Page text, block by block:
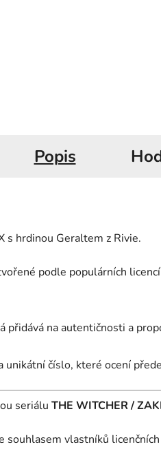
Popis
s hrdinou Geraltem z Rivie.
podle populárních
přidává na autentičnosti a
unikátní číslo, které ocení
seriálu THE WITCHER /
souhlasem vlastníků licenčních